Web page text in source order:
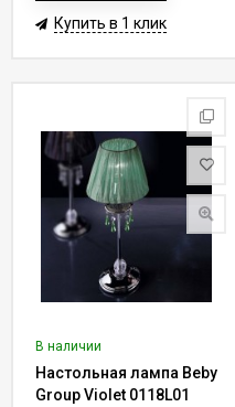
Купить в 1 клик
В наличии
Настольная лампа Beby
Group Violet 0118L01